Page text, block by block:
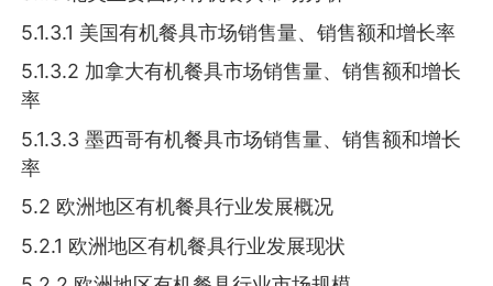
5.1.3.1 美国有机餐具市场销售量、销售额和增长率
5.1.3.2 加拿大有机餐具市场销售量、销售额和增长
率
5.1.3.3 墨西哥有机餐具市场销售量、销售额和增长
率
5.2 欧洲地区有机餐具行业发展概况
5.2.1 欧洲地区有机餐具行业发展现状